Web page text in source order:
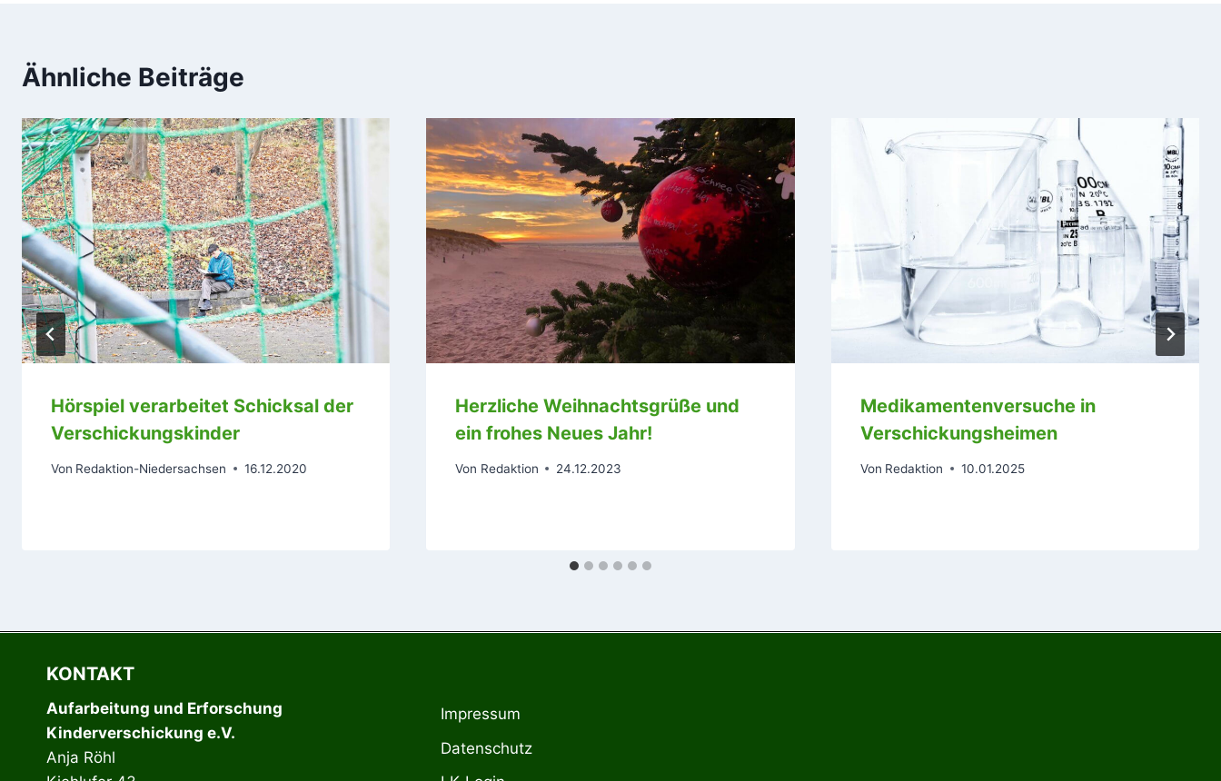
Ähnliche Beiträge
Hörspiel verarbeitet Schicksal der
Verschickungskinder
Von Redaktion-Niedersachsen 16.12.2020
Herzliche Weihnachtsgrüße und
ein frohes Neues Jahr!
Von Redaktion 24.12.2023
Medikamentenversuche in
Verschickungsheimen
Von Redaktion 10.01.2025
KONTAKT
Aufarbeitung und Erforschung
Kinderverschickung e.V.
Anja Röhl
Impressum
Datenschutz